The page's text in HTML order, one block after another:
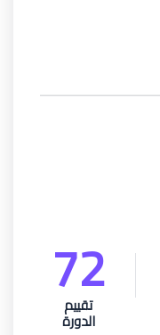
72
تقييم
الدورة